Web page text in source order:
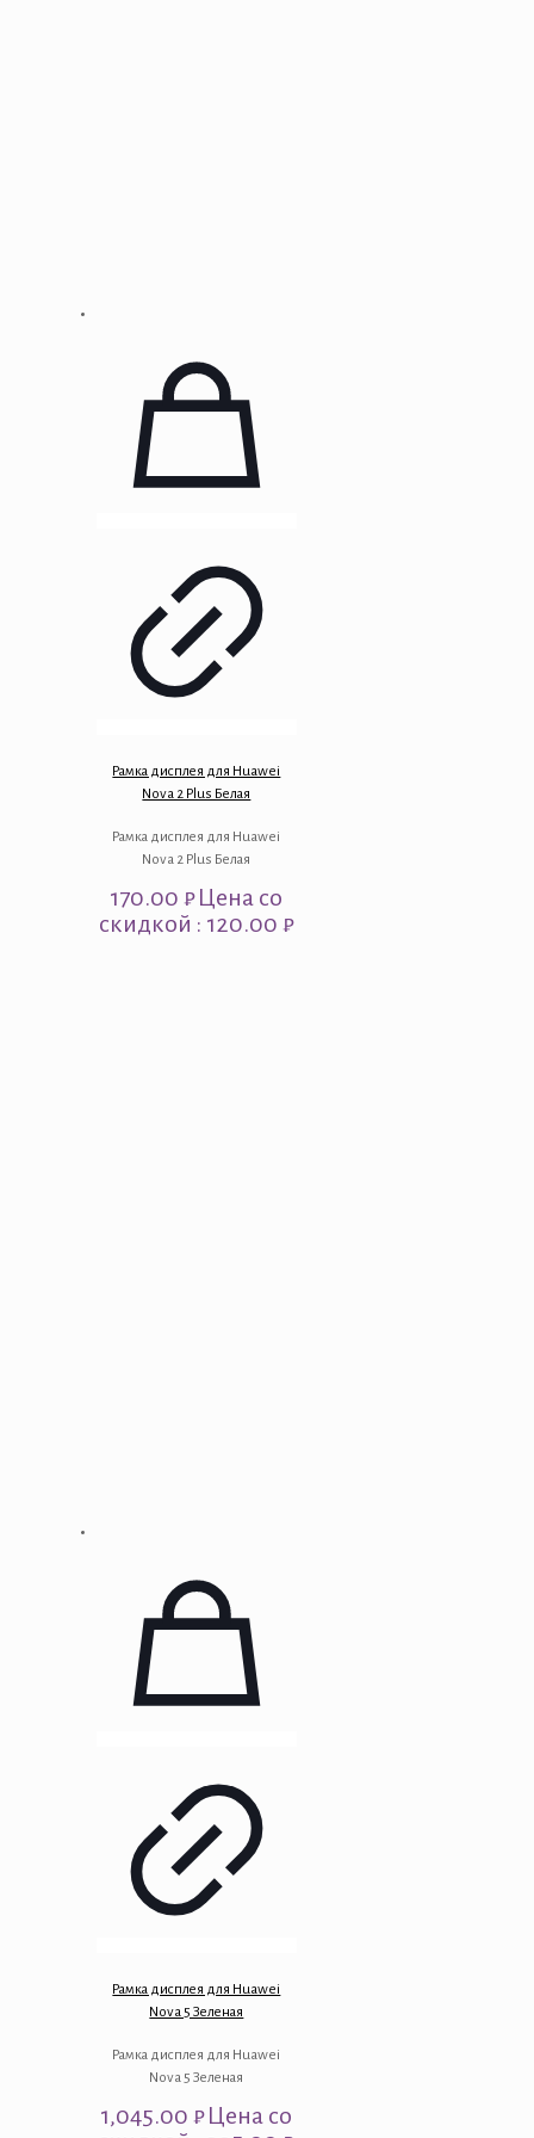
Рамка дисплея для Huawei
Nova 2 Plus Белая
Рамка дисплея для Huawei
Nova 2 Plus Белая
170.00₽Цена со
скидкой : 120.00 ₽
Рамка дисплея для Huawei
Nova 5 Зеленая
Рамка дисплея для Huawei
Nova 5 Зеленая
1,045.00₽Цена со